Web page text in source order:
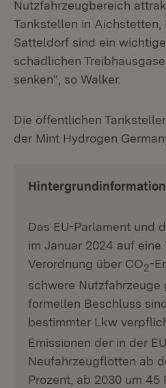
Nutzfahrzeugbereich
Tankstellen in Aichstetten,
Satteldorf sind ein
schädlichen
senken“, so Walker.
Die öffentlichen
der Mint Hydrogen
Das EU-Parlament und
im Januar 2024 auf
Verordnung über CO2-
schwere Nutzfahrzeuge
formellen Beschluss
bestimmter Lkw
Emissionen der in der
Neufahrzeugflotten ab
Prozent, ab 2030 um 45